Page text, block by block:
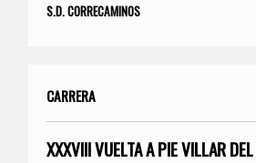
S.D. CORRECAMINOS
CARRERA
XXXVIII VUELTA A PIE VILLAR